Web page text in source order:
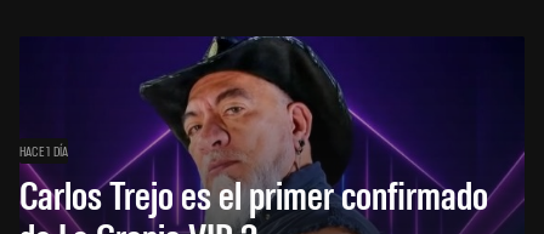
HACE 1 DÍA
Carlos Trejo es el primer confirmado